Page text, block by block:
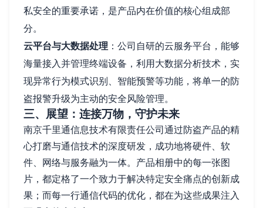
私安全的重要承诺，是产品内在价值的核心组成部
分。
云平台与大数据处理 ：公司自研的云服务平台，能够
海量接入并管理终端设备，利用大数据分析技术，实
现异常行为模式识别、智能预警等功能，将单一的防
盗报警升级为主动的安全风险管理。
三、展望：连接万物，守护未来
南京千里通信息技术有限责任公司通过防盗产品的精
心打磨与通信技术的深度研发，成功地将硬件、软
件、网络与服务融为一体。产品相册中的每一张图
片，都定格了一个致力于解决特定安全痛点的创新成
果；而每一行通信代码的优化，都在为这些成果注入